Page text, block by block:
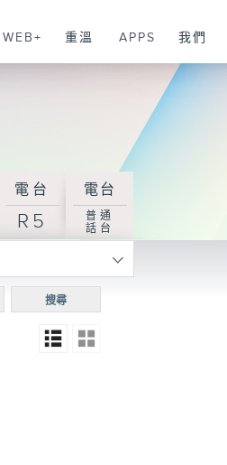
WEB+ 重溫 APPS 我們
電台
R5
電台
普通
話台
搜尋